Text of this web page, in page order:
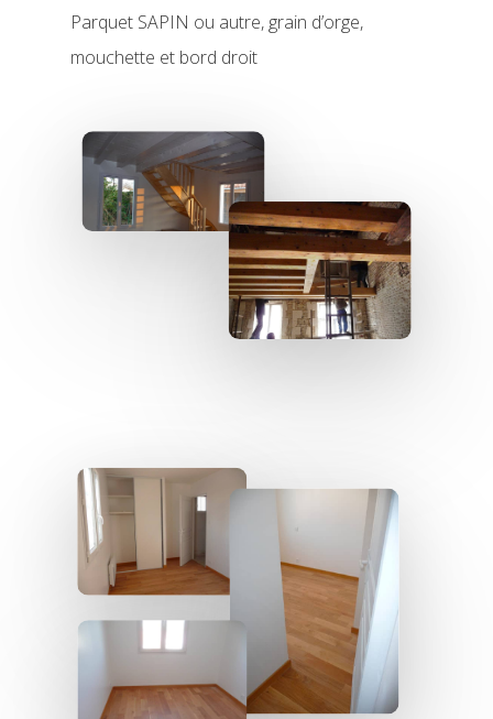
Parquet SAPIN ou autre, grain d’orge,
mouchette et bord droit